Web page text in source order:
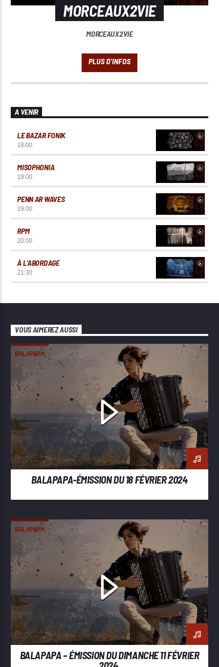
MORCEAUX2VIE
MORCEAUX2VIE
A VENIR
LE BAZAR FONIK
18:00
MISOPHONIA
19:00
PENN AR WAVES
19:00
RPM
20:00
À L’ABORDAGE
21:30
VOUS AIMEREZ AUSSI
BALAPAPA
BALAPAPA-ÉMISSION DU 18 FÉVRIER 2024
BALAPAPA
BALAPAPA – ÉMISSION DU DIMANCHE 11 FÉVRIER